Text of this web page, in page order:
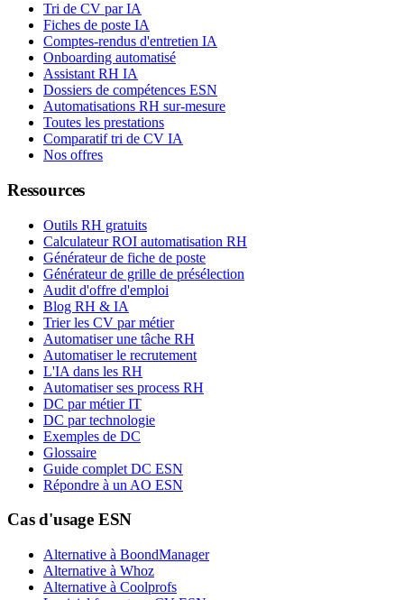
Tri de CV par IA
Fiches de poste IA
Comptes-rendus d'entretien IA
Onboarding automatisé
Assistant RH IA
Dossiers de compétences ESN
Automatisations RH sur-mesure
Toutes les prestations
Comparatif tri de CV IA
Nos offres
Ressources
Outils RH gratuits
Calculateur ROI automatisation RH
Générateur de fiche de poste
Générateur de grille de présélection
Audit d'offre d'emploi
Blog RH & IA
Trier les CV par métier
Automatiser une tâche RH
Automatiser le recrutement
L'IA dans les RH
Automatiser ses process RH
DC par métier IT
DC par technologie
Exemples de DC
Glossaire
Guide complet DC ESN
Répondre à un AO ESN
Cas d'usage ESN
Alternative à BoondManager
Alternative à Whoz
Alternative à Coolprofs